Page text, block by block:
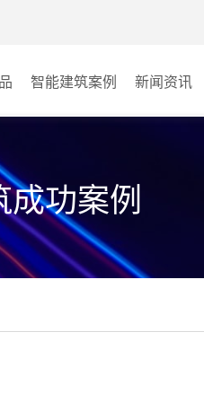
列
智能建筑案例
政府单位
学校
其它
新闻资讯
成功案例